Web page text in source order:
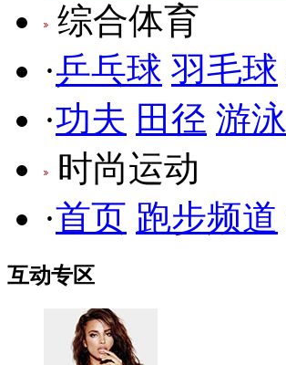
综合体育
·乒乓球 羽毛球
·功夫 田径 游泳
时尚运动
·首页 跑步频道
互动专区